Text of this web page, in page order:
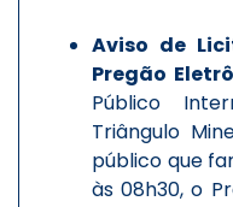
Aviso de
Pregão
Público
Triângulo
público que
às 08h30, o